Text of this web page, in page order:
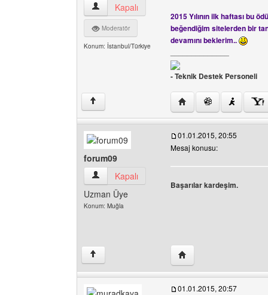
aktif-dost Kullanıcının profilini görüntüle
Kapalı
Moderatör
Konum: İstanbul/Türkiye
2015 Yılının ilk haftası bu
beğendiğim sitelerden bir
devamını beklerim..
- Teknik Destek Personeli
↑ Yazarın web sitesini
forum09
forum09 Kullanıcının profilini görüntüle
Kapalı
Uzman Üye
Konum: Muğla
01.01.2015, 20:55
Mesaj konusu:
Başarılar kardeşim.
↑ Yazarın web sitesini
01.01.2015, 20:57